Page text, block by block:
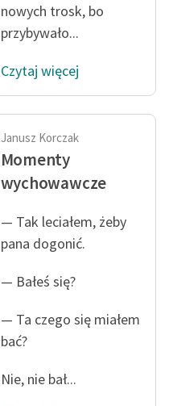
nowych trosk, bo
przybywało...
Czytaj więcej
Janusz Korczak
Momenty
wychowawcze
— Tak leciałem, żeby
pana dogonić.
— Bałeś się?
— Ta czego się miałem
bać?
Nie, nie bał...